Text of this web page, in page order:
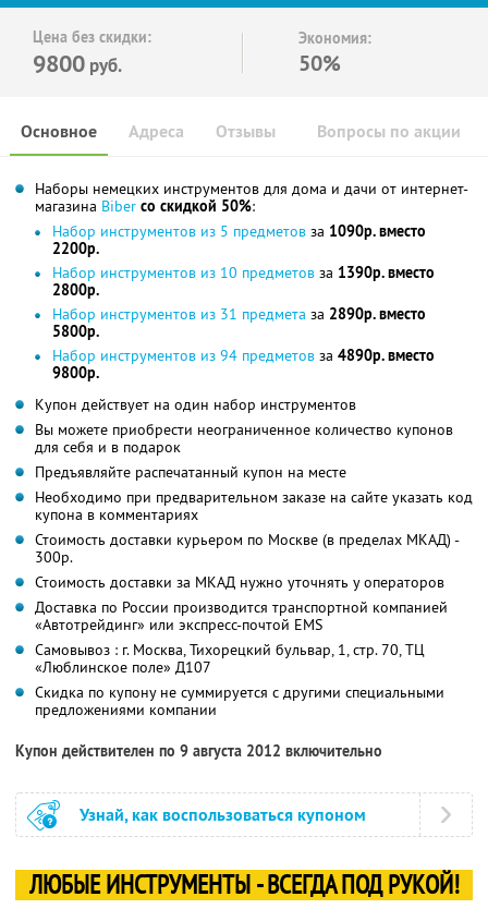
Цена без скидки:
9800 руб.
Экономия:
50%
Основное Отзывы Вопросы по акции
Адреса
Наборы немецких инструментов для дома и дачи от интернет-
магазина Biber со скидкой 50%:
Набор инструментов из 5 предметов за 1090р. вместо
2200р.
Набор инструментов из 10 предметов за 1390р. вместо
2800р.
Набор инструментов из 31 предмета за 2890р. вместо
5800р.
Набор инструментов из 94 предметов за 4890р. вместо
9800р.
Купон действует на один набор инструментов
Вы можете приобрести неограниченное количество купонов
для себя и в подарок
Предъявляйте распечатанный купон на месте
Необходимо при предварительном заказе на сайте указать код
купона в комментариях
Стоимость доставки курьером по Москве (в пределах МКАД) -
300р.
Стоимость доставки за МКАД нужно уточнять у операторов
Доставка по России производится транспортной компанией
«Автотрейдинг» или экспресс-почтой EMS
Самовывоз : г. Москва, Тихорецкий бульвар, 1, стр. 70, ТЦ
«Люблинское поле» Д107
Скидка по купону не суммируется с другими специальными
предложениями компании
Купон действителен по 9 августа 2012 включительно
Узнай, как воспользоваться купоном
ЛЮБЫЕ ИНСТРУМЕНТЫ - ВСЕГДА ПОД РУКОЙ!